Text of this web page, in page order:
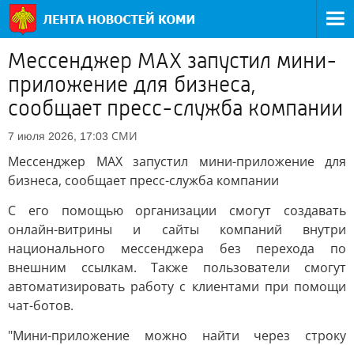
Мессенджер MAX запустил мини-
приложение для бизнеса,
сообщает пресс-служба компании
7 июля 2026, 17:03 СМИ
Мессенджер MAX запустил мини-приложение для
бизнеса, сообщает пресс-служба компании
С его помощью организации смогут создавать
онлайн-витрины и сайты компаний внутри
национального мессенджера без перехода по
внешним ссылкам. Также пользователи смогут
автоматизировать работу с клиентами при помощи
чат-ботов.
"Мини-приложение можно найти через строку